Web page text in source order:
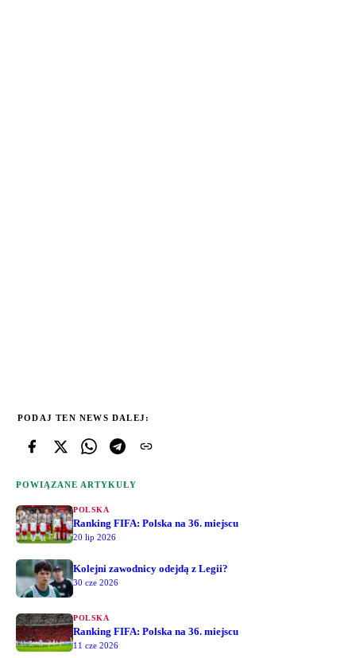
PODAJ TEN NEWS DALEJ:
POWIĄZANE ARTYKUŁY
POLSKA
Ranking FIFA: Polska na 36. miejscu
20 lip 2026
Kolejni zawodnicy odejdą z Legii?
30 cze 2026
POLSKA
Ranking FIFA: Polska na 36. miejscu
11 cze 2026